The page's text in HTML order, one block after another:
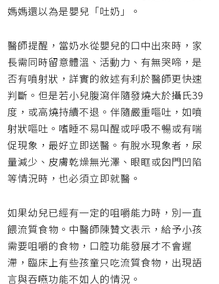
媽媽還以為是嬰兒「吐奶」。
醫師提醒，當奶水從嬰兒的口中出來時，家
長需同時留意體溫、活動力、有無哭啼，是
否有噴射狀，詳實的敘述有利於醫師更快速
判斷。但是若小兒腹瀉伴隨發燒大於攝氏39
度，或高燒持續不退。伴隨嚴重嘔吐，如噴
射狀嘔吐。嗜睡不易叫醒或呼吸不暢或有喘
促現象，最好立即送醫。有脫水現象者，尿
量減少、皮膚乾燥無光澤、眼眶或囟門凹陷
等情況時，也必須立即就醫。
如果幼兒已經有一定的咀嚼能力時，別一直
餵流質食物。中醫師陳贊文表示，給予小孩
需要咀嚼的食物，口腔功能發展才不會遲
滯，臨床上有些孩童只吃流質食物，出現語
言與吞嚥功能不如人的情況。